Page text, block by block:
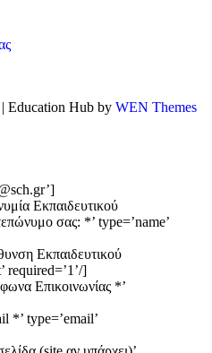
| Education Hub by WEN Themes
Εκπαιδευτικού
σας: *’ type=’name’
Εκπαιδευτικού
required=’1’/]
Επικοινωνίας *’
*’ type=’email’